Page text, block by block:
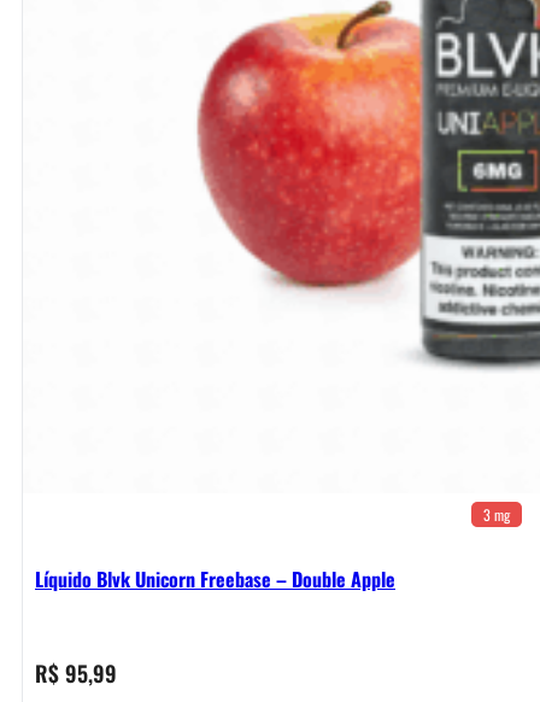
3 mg
Líquido Blvk Unicorn Freebase – Double Apple
R$95,99